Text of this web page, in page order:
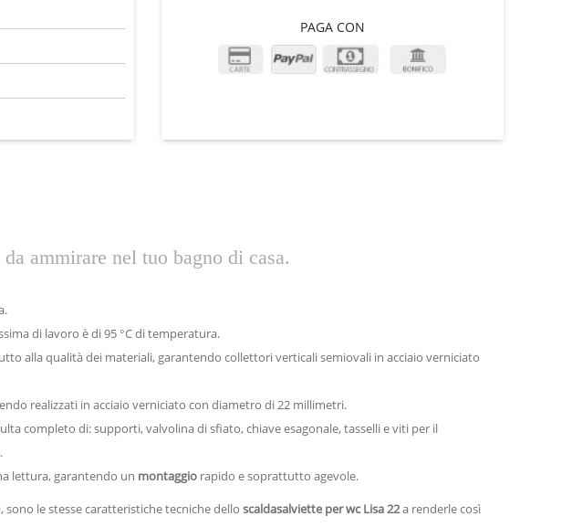
PAGA CON
ammirare nel tuo bagno di casa.
di lavoro è di 95 °C di temperatura.
alla qualità dei materiali, garantendo collettori verticali semiovali in acciaio verniciato
realizzati in acciaio verniciato con diametro di 22 millimetri.
completo di: supporti, valvolina di sfiato, chiave esagonale, tasselli e viti per il
lettura, garantendo un montaggio rapido e soprattutto agevole.
le stesse caratteristiche tecniche dello scaldasalviette per wc Lisa 22a renderle così